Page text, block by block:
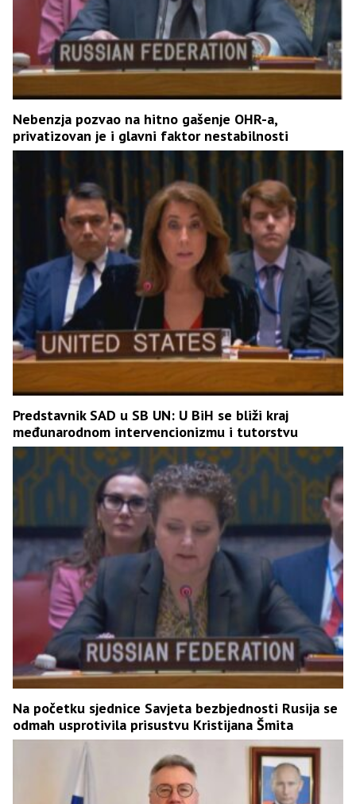
Nebenzja pozvao na hitno gašenje OHR-a,
privatizovan je i glavni faktor nestabilnosti
Predstavnik SAD u SB UN: U BiH se bliži kraj
međunarodnom intervencionizmu i tutorstvu
Na početku sjednice Savjeta bezbjednosti Rusija se
odmah usprotivila prisustvu Kristijana Šmita